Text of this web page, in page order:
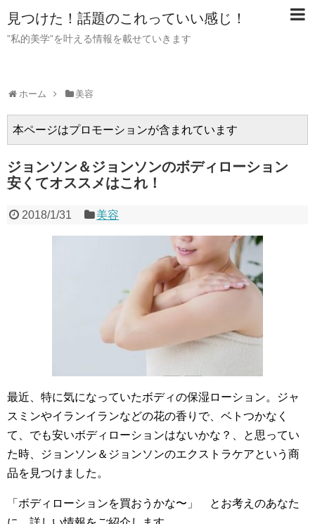
見つけた！話題のこれっていい感じ！
”私的美学”を叶える情報を載せていきます
ホーム 美容
本ページはプロモーションが含まれています
ジョンソン＆ジョンソンのボディローション
安くてオススメはこれ！
2018/1/31 美容
最近、特に気になっていたボディの保湿ローション。ジャ
スミンやイランイランなどの花の香りで、ベトつかなく
て、でも安いボディローションはないかな？、と思ってい
た時、ジョンソン＆ジョンソンのエクストラケアという商
品を見つけました。
「ボディローションを買おうかな〜」 とお考えのあなた